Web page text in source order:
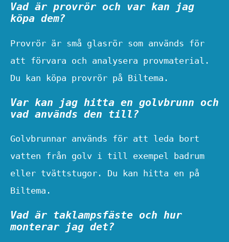
Vad är provrör och var kan jag
köpa dem?
Provrör är små glasrör som används för
att förvara och analysera provmaterial.
Du kan köpa provrör på Biltema.
Var kan jag hitta en golvbrunn och
vad används den till?
Golvbrunnar används för att leda bort
vatten från golv i till exempel badrum
eller tvättstugor. Du kan hitta en på
Biltema.
Vad är taklampsfäste och hur
monterar jag det?